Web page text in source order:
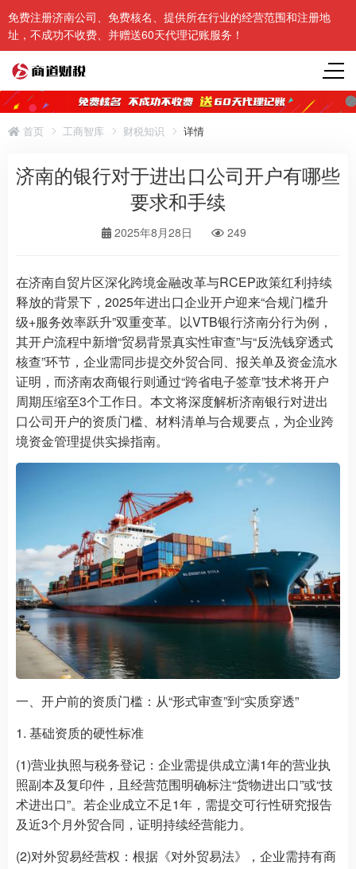
免费注册济南公司、免费核名、提供所在行业的经营范围和注册地
址，不成功不收费、并赠送60天代理记账服务！
首页 工商智库 财税知识 详情
济南的银行对于进出口公司开户有哪些
要求和手续
2025年8月28日 249
在济南自贸片区深化跨境金融改革与RCEP政策红利持续
释放的背景下，2025年进出口企业开户迎来“合规门槛升
级+服务效率跃升”双重变革。以VTB银行济南分行为例，
其开户流程中新增“贸易背景真实性审查”与“反洗钱穿透式
核查”环节，企业需同步提交外贸合同、报关单及资金流水
证明，而济南农商银行则通过“跨省电子签章”技术将开户
周期压缩至3个工作日。本文将深度解析济南银行对进出
口公司开户的资质门槛、材料清单与合规要点，为企业跨
境资金管理提供实操指南。
一、开户前的资质门槛：从“形式审查”到“实质穿透”
1. 基础资质的硬性标准
(1)营业执照与税务登记：企业需提供成立满1年的营业执
照副本及复印件，且经营范围明确标注“货物进出口”或“技
术进出口”。若企业成立不足1年，需提交可行性研究报告
及近3个月外贸合同，证明持续经营能力。
(2)对外贸易经营权：根据《对外贸易法》，企业需持有商